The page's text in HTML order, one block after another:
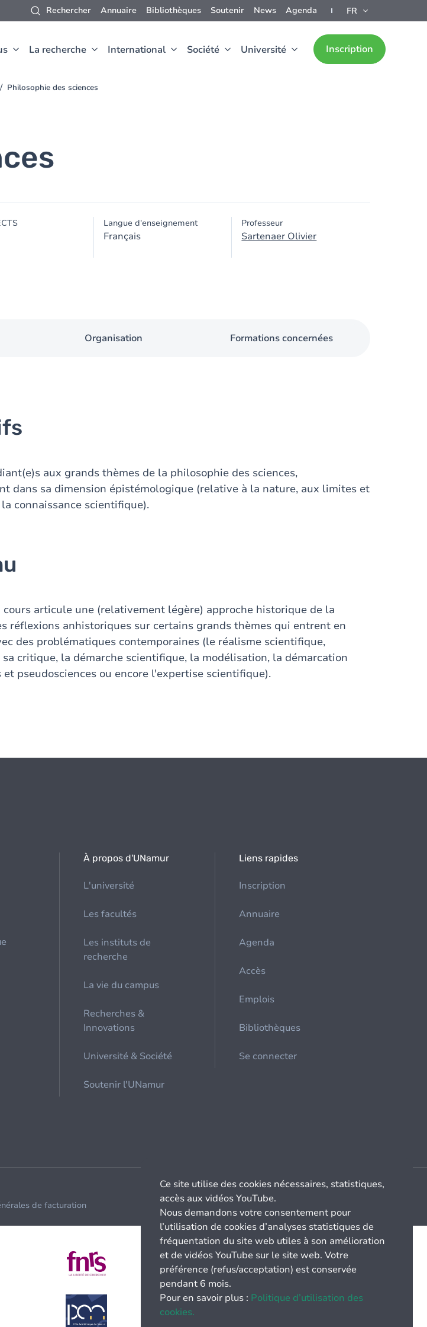
Rechercher Annuaire Bibliothèques Soutenir News Agenda FR
La recherche International Société Université Inscription
Philosophie des sciences
Langue d'enseignement
Français
Professeur
Sartenaer Olivier
Organisation Formations concernées
aux grands thèmes de la philosophie des sciences,
dans sa dimension épistémologique (relative à la nature, aux limites et
connaissance scientifique).
cours articule une (relativement légère) approche historique de la
réflexions anhistoriques sur certains grands thèmes qui entrent en
des problématiques contemporaines (le réalisme scientifique,
critique, la démarche scientifique, la modélisation, la démarcation
et pseudosciences ou encore l'expertise scientifique).
À propos d'UNamur
L'université
Les facultés
Les instituts de
recherche
La vie du campus
Recherches &
Innovations
Université & Société
Soutenir l'UNamur
Liens rapides
Inscription
Annuaire
Agenda
Accès
Emplois
Bibliothèques
Se connecter
de facturation
Ce site utilise des cookies nécessaires, statistiques,
accès aux vidéos YouTube.
Nous demandons votre consentement pour
l’utilisation de cookies d’analyses statistiques de
fréquentation du site web utiles à son amélioration
et de vidéos YouTube sur le site web. Votre
préférence (refus/acceptation) est conservée
pendant 6 mois.
Pour en savoir plus : Politique d’utilisation des
cookies.